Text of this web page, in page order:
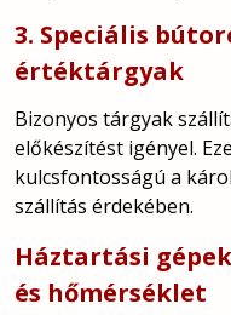
3. Speciális
értéktárgyak
Bizonyos tárgyak
előkészítést igényel.
kulcsfontosságú a
szállítás érdekében.
Háztartási
és hőmérséklet